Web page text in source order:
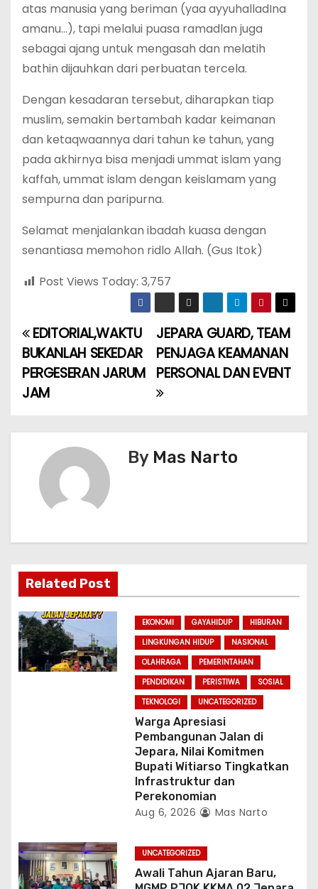
atas manusia yang beriman (yaa ayyuhalladIna
amanu…), tapi melalui puasa ramadlan juga
sebagai ajang untuk mengasah dan melatih
bathin dijauhkan dari perbuatan tercela.
Dengan kesadaran tersebut, diharapkan tiap
muslim, semakin bertambah kadar keimanan
dan ketaqwaannya dari tahun ke tahun, yang
pada akhirnya bisa menjadi ummat islam yang
kaffah, ummat islam dengan keislamam yang
sempurna dan paripurna.
Selamat menjalankan ibadah kuasa dengan
senantiasa memohon ridlo Allah. (Gus Itok)
Post Views Today: 3,757
P
o
s
t
i
g
a
t
i
JEPARA GUARD, TEAM
PENJAGA KEAMANAN
PERSONAL DAN EVENT
EDITORIAL,WAKTU
BUKANLAH SEKEDAR
PERGESERAN JARUM
JAM
By Mas Narto
Related Post
EKONOMI GAYAHIDUP
HIBURAN
LINGKUNGAN HIDUP
NASIONAL
OLAHRAGA
PEMERINTAHAN
PENDIDIKAN
PERISTIWA
SOSIAL
TEKNOLOGI
UNCATEGORIZED
Warga Apresiasi
Pembangunan Jalan di
Jepara, Nilai Komitmen
Bupati Witiarso Tingkatkan
Infrastruktur dan
Perekonomian
Aug 6, 2026 Mas Narto
UNCATEGORIZED
Awali Tahun Ajaran Baru,